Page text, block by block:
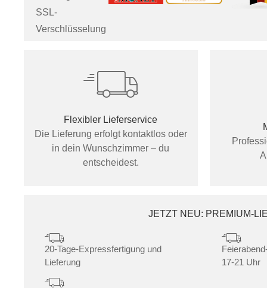
SSL-
Verschlüsselung
Flexibler Lieferservice
Die Lieferung erfolgt kontaktlos oder
in dein Wunschzimmer – du
entscheidest.
JETZT NEU: PREMIUM-
20-Tage-Expressfertigung und
Lieferung
17-21 Uhr